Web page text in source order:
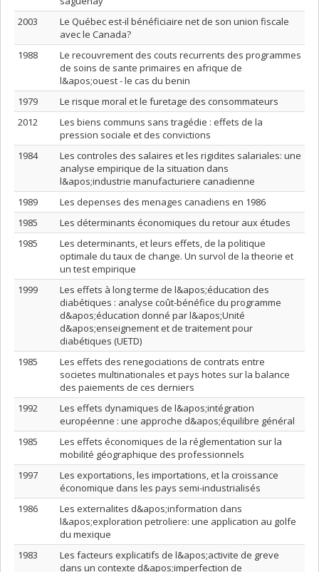
2003
Le Québec est-il bénéficiaire net de son union fiscale
avec le Canada?
1988
Le recouvrement des couts recurrents des programmes
de soins de sante primaires en afrique de
l&apos;ouest - le cas du benin
1979
Le risque moral et le furetage des consommateurs
2012
Les biens communs sans tragédie : effets de la
pression sociale et des convictions
1984
Les controles des salaires et les rigidites salariales: une
analyse empirique de la situation dans
l&apos;industrie manufacturiere canadienne
1989
Les depenses des menages canadiens en 1986
1985
Les déterminants économiques du retour aux études
1985
Les determinants, et leurs effets, de la politique
optimale du taux de change. Un survol de la theorie et
un test empirique
1999
Les effets à long terme de l&apos;éducation des
diabétiques : analyse coût-bénéfice du programme
d&apos;éducation donné par l&apos;Unité
d&apos;enseignement et de traitement pour
diabétiques (UETD)
1985
Les effets des renegociations de contrats entre
societes multinationales et pays hotes sur la balance
des paiements de ces derniers
1992
Les effets dynamiques de l&apos;intégration
européenne : une approche d&apos;équilibre général
1985
Les effets économiques de la réglementation sur la
mobilité géographique des professionnels
1997
Les exportations, les importations, et la croissance
économique dans les pays semi-industrialisés
1986
Les externalites d&apos;information dans
l&apos;exploration petroliere: une application au golfe
du mexique
1983
Les facteurs explicatifs de l&apos;activite de greve
dans un contexte d&apos;imperfection de